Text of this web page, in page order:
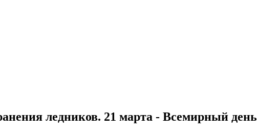
ледников. 21 марта - Всемирный день